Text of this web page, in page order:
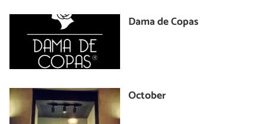
Dama de Copas
October